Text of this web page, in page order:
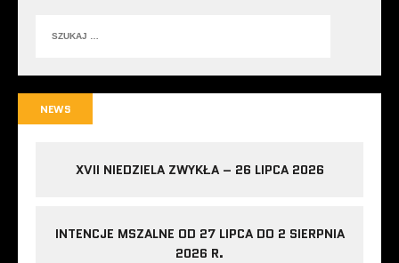
NEWS
XVII NIEDZIELA ZWYKŁA – 26 LIPCA 2026
INTENCJE MSZALNE OD 27 LIPCA DO 2 SIERPNIA
2026 R.